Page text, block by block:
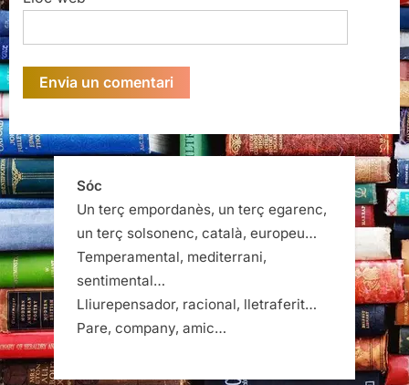
Sóc
Un terç empordanès, un terç egarenc,
un terç solsonenc, català, europeu…
Temperamental, mediterrani,
sentimental…
Lliurepensador, racional, lletraferit…
Pare, company, amic…